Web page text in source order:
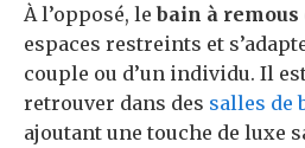
À l’opposé, lebain à remous
espaces restreints et
couple ou d’un individu. Il
retrouver dans des salles de
ajoutant une touche de luxe